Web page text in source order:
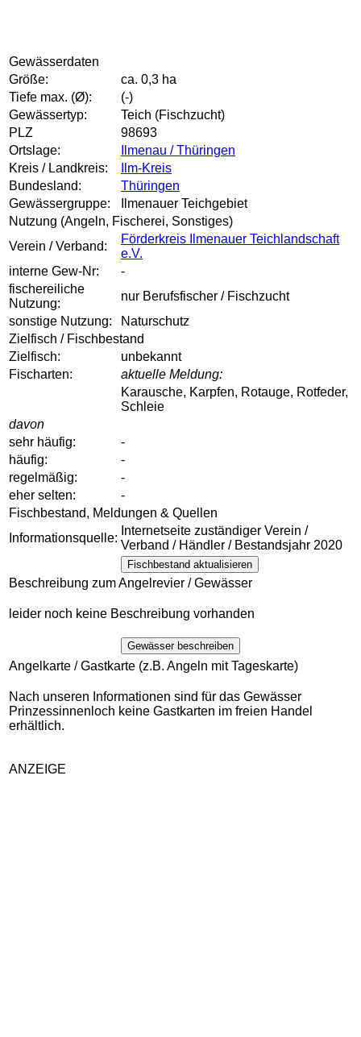
Gewässerdaten
Größe:
ca. 0,3 ha
Tiefe max. (Ø):
(-)
Gewässertyp:
Teich (Fischzucht)
PLZ
98693
Ortslage:
Ilmenau / Thüringen
Kreis / Landkreis:
Ilm-Kreis
Bundesland:
Thüringen
Gewässergruppe:
Ilmenauer Teichgebiet
Nutzung (Angeln, Fischerei, Sonstiges)
Verein / Verband:
Förderkreis Ilmenauer Teichlandschaft
e.V.
interne Gew-Nr:
-
fischereiliche
Nutzung:
nur Berufsfischer / Fischzucht
sonstige Nutzung:
Naturschutz
Zielfisch / Fischbestand
Zielfisch:
unbekannt
Fischarten:
aktuelle Meldung:
Karausche, Karpfen, Rotauge, Rotfeder,
Schleie
davon
sehr häufig:
-
häufig:
-
regelmäßig:
-
eher selten:
-
Fischbestand, Meldungen & Quellen
Informationsquelle:
Internetseite zuständiger Verein /
Verband / Händler / Bestandsjahr 2020
Fischbestand aktualisieren
Beschreibung zum Angelrevier / Gewässer
leider noch keine Beschreibung vorhanden
Gewässer beschreiben
Angelkarte / Gastkarte (z.B. Angeln mit Tageskarte)
Nach unseren Informationen sind für das Gewässer
Prinzessinnenloch keine Gastkarten im freien Handel
erhältlich.
ANZEIGE